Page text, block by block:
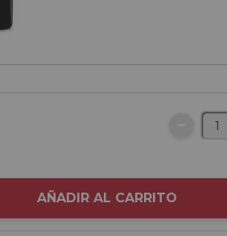
AÑADIR AL CARRITO